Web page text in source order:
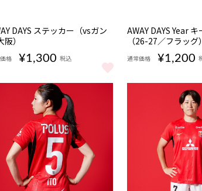
EXCURSION) をもっと見る
DAYS ステッカー（vsガン
）
格 ¥1,300 税込
DAYS ステッカー（vsガンバ大阪） をもっと見る
NEW
AWAY DAYS Year
（26-27／フラッグ）
通常価格 ¥1,200
AWAY DAYS Year